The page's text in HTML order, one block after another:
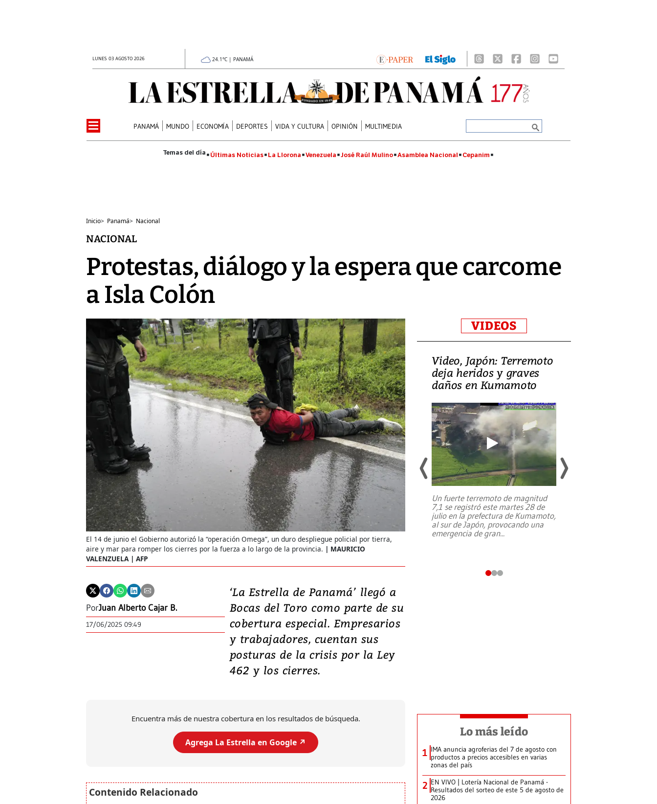
LUNES 03 AGOSTO 2026 24.1°C | PANAMÁ
PANAMÁ MUNDO ECONOMÍA DEPORTES VIDA Y CULTURA OPINIÓN MULTIMEDIA
Últimas Noticias La Llorona Venezuela José Raúl Mulino Asamblea Nacional Cepanim
Inicio> Panamá> Nacional
NACIONAL
Protestas, diálogo y la espera que carcome
a Isla Colón
El 14 de junio el Gobierno autorizó la “operación Omega”, un duro despliegue policial por tierra,
aire y mar para romper los cierres por la fuerza a lo largo de la provincia.
MAURICIO
VALENZUELA | AFP
PorJuan Alberto Cajar B.
17/06/2025 09:49
‘La Estrella de Panamá’ llegó a
Bocas del Toro como parte de su
cobertura especial. Empresarios
y trabajadores, cuentan sus
posturas de la crisis por la Ley
462 y los cierres.
Encuentra más de nuestra cobertura en los resultados de búsqueda.
Agrega La Estrella en Google ↗️
VIDEOS
Isidro Carbonell,
director de la Lotería:
‘Vamos a ser más
transparentes, tengan fe
El director de la Lotería Nacional de
Beneficencia habla de la lotería
clandestina, auditorías internas y su
plan para modernizar la institución
Video, Japón: Terremoto
deja heridos y graves
daños en Kumamoto
Un fuerte terremoto de magnitud
7,1 se registró este martes 28 de
julio en la prefectura de Kumamoto,
al sur de Japón, provocando una
emergencia de gran...
Lo más leído
1 IMA anuncia agroferias del 7 de agosto con
productos a precios accesibles en varias
zonas del país
2 EN VIVO | Lotería Nacional de Panamá -
Resultados del sorteo de este 5 de agosto de
2026